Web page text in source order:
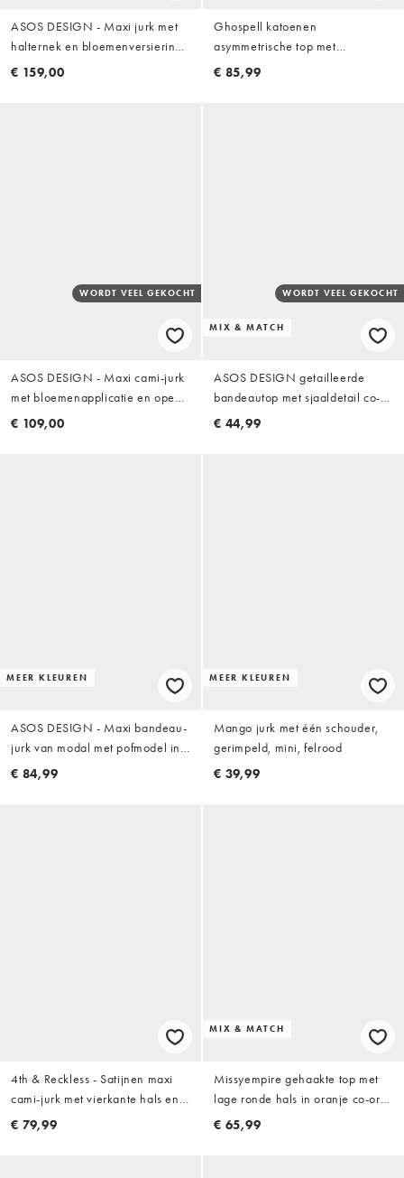
ASOS DESIGN - Maxi jurk met
halternek en bloemenversiering
in oranje
€ 159,00
Ghospell katoenen
asymmetrische top met
strikdetail, boxy pasvorm en
€ 85,99
WORDT VEEL GEKOCHT
ASOS DESIGN - Maxi cami-jurk
met bloemenapplicatie en open
achterkant in roze
€ 109,00
MIX & MATCH
WORDT VEEL GEKOCHT
ASOS DESIGN getailleerde
bandeautop met sjaaldetail co-
ord in zacht olijfgroen
€ 44,99
MEER KLEUREN
ASOS DESIGN - Maxi bandeau-
jurk van modal met pofmodel in
marineblauw
€ 84,99
MEER KLEUREN
Mango jurk met één schouder,
gerimpeld, mini, felrood
€ 39,99
4th & Reckless - Satijnen maxi
cami-jurk met vierkante hals en
print in multi
€ 79,99
MIX & MATCH
Missyempire gehaakte top met
lage ronde hals in oranje co-ord
set
€ 65,99